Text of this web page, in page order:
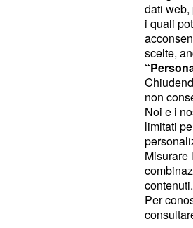
Il fortissimo
pallino di
Juventus
Koulibaly,
trattativa
Juventus
nel caso in
panchina
ultime
dati web,
i quali
scelte,
non
Noi e i
limitati
Misurare
contenuti.
Per